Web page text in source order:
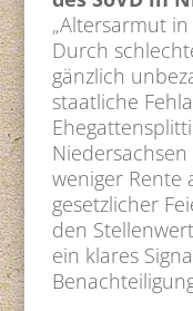
„Altersarmut
Durch
gänzlich
staatliche
weniger Rente
gesetzlicher
den
ein klares